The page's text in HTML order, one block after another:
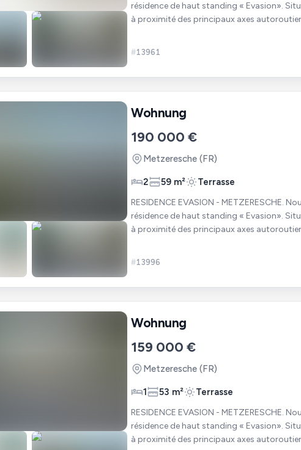
résidence de haut standing « Evasion».
à proximité des principaux axes
#13961
Wohnung
190 000 €
Metzeresche (FR)
2 59 m² Terrasse
RESIDENCE EVASION - METZERESCHE. Nous sommes ravis de vous présenter la
résidence de haut standing « Evasion».
à proximité des principaux axes
#13996
Wohnung
159 000 €
Metzeresche (FR)
1 53 m² Terrasse
RESIDENCE EVASION - METZERESCHE. Nous sommes ravis de vous présenter la
résidence de haut standing « Evasion».
à proximité des principaux axes